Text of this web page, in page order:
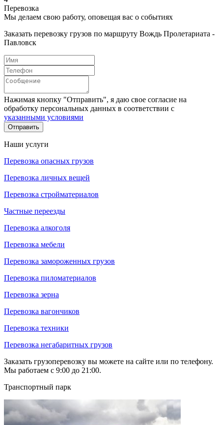
Перевозка
Мы делаем свою работу, оповещая вас о событиях
Заказать перевозку грузов по маршруту Вождь Пролетариата -
Павловск
Нажимая кнопку "Отправить", я даю свое согласие на
обработку персональных данных в соответствии с
указанными условиями
Отправить
Наши услуги
Перевозка опасных грузов
Перевозка личных вещей
Перевозка стройматериалов
Частные переезды
Перевозка алкоголя
Перевозка мебели
Перевозка замороженных грузов
Перевозка пиломатериалов
Перевозка зерна
Перевозка вагончиков
Перевозка техники
Перевозка негабаритных грузов
Заказать грузоперевозку вы можете на сайте или по телефону.
Мы работаем с 9:00 до 21:00.
Транспортный парк